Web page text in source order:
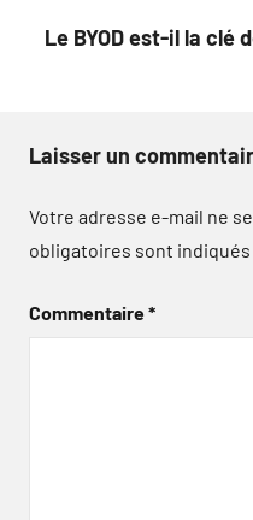
Le BYOD est-il la clé
Laisser un
Votre adresse e-mail ne
obligatoires sont indiqués
Commentaire*